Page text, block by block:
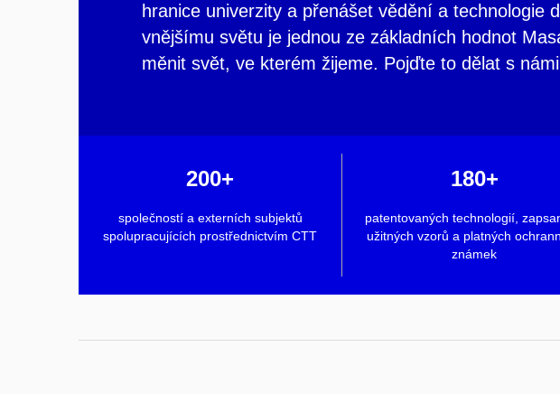
hranice univerzity a přenášet vědění a technologie
vnějšímu světu je jednou ze základních hodnot
měnit svět, ve kterém žijeme. Pojďte to dělat s
200+
společností a externích subjektů
spolupracujících prostřednictvím CTT
180+
patentovaných technologií,
užitných vzorů a platných
známek